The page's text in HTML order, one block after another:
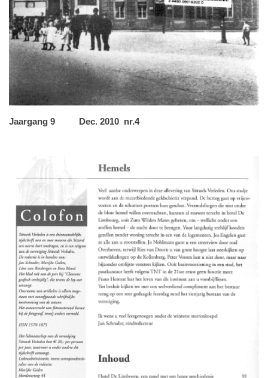
Jaargang 9 Dec. 2010 nr.4